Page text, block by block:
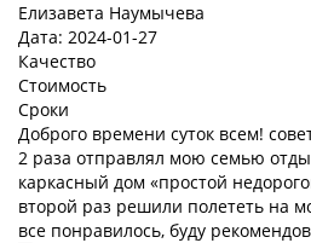
Елизавета Наумычева
Дата: 2024-01-27
Качество
Стоимость
Сроки
Доброго времени суток всем!
2 раза отправлял мою семью
каркасный дом «простой
второй раз решили полететь на
все понравилось, буду